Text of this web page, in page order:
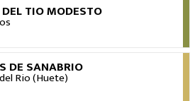
TIO MODESTO
VER
DE SANABRIO
Rio (Huete)
VER